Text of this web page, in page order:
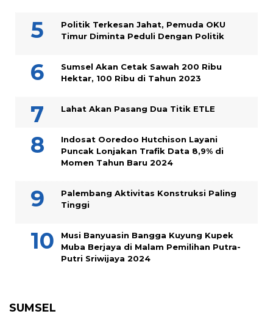
Politik Terkesan Jahat, Pemuda OKU
Timur Diminta Peduli Dengan Politik
Sumsel Akan Cetak Sawah 200 Ribu
Hektar, 100 Ribu di Tahun 2023
Lahat Akan Pasang Dua Titik ETLE
Indosat Ooredoo Hutchison Layani
Puncak Lonjakan Trafik Data 8,9% di
Momen Tahun Baru 2024
Palembang Aktivitas Konstruksi Paling
Tinggi
Musi Banyuasin Bangga Kuyung Kupek
Muba Berjaya di Malam Pemilihan Putra-
Putri Sriwijaya 2024
SUMSEL